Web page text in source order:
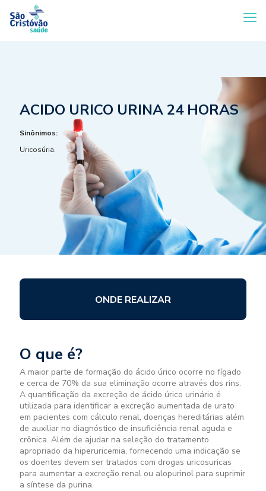
ACIDO URICO URINA 24 HORAS
Sinônimos:
Uricosúria.
ONDE REALIZAR
O que é?
A maior parte de formação do ácido úrico ocorre no fígado
e cerca de 70% da sua eliminação ocorre através dos rins.
A quantificação da excreção de ácido úrico urinário é
utilizada para identificar a excreção aumentada de urato
em pacientes com cálculo renal, doenças hereditárias além
de auxiliar no diagnóstico de insuficiência renal aguda e
crônica. Além de ajudar na seleção do tratamento
apropriado da hiperuricemia, fornecendo uma indicação se
os doentes devem ser tratados com drogas uricosuricas
para aumentar a excreção renal ou alopurinol para suprimir
a síntese da purina.